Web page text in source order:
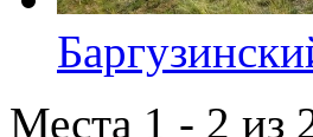
Места 1 - 2 из